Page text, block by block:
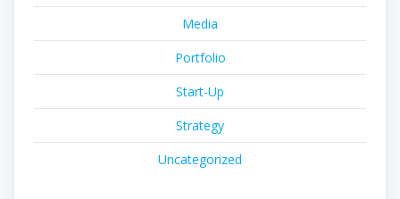
Media
Portfolio
Start-Up
Strategy
Uncategorized